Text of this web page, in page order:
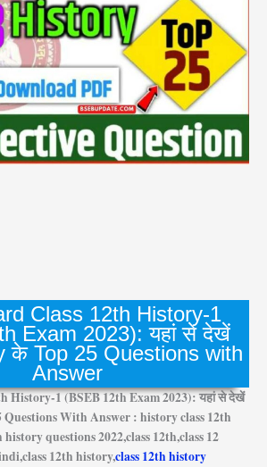
Class 12th History-1
Exam 2023): यहां से देखें
के Top 25 Questions with
Answer
History-1 (BSEB 12th Exam 2023): यहां से देखें
With Answer : history class 12th
questions 2022,class 12th,class 12
12th history,class 12th history